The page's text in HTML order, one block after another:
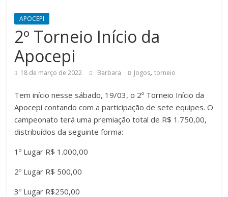
APOCEPI
2º Torneio Início da
Apocepi
18 de março de 2022 Barbara Jogos,torneio
Tem início nesse sábado, 19/03, o 2º Torneio Início da
Apocepi contando com a participação de sete equipes. O
campeonato terá uma premiação total de R$ 1.750,00,
distribuídos da seguinte forma:
1º Lugar R$ 1.000,00
2º Lugar R$ 500,00
3º Lugar R$250,00